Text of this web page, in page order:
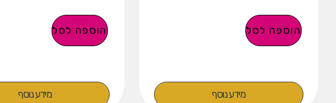
הוספה לסל
מידע נוסף
הוספה לסל
מידע נוסף